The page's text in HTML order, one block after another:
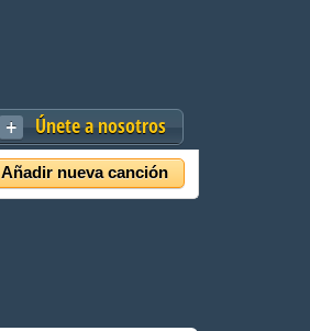
Únete a nosotros
Añadir nueva canción